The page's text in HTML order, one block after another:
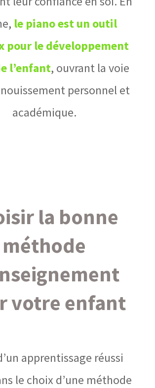
le piano est un outil
pour le développement
l’enfant, ouvrant la voie
personnel et
académique.
la bonne
méthode
votre enfant
apprentissage réussi
le choix d’une méthode